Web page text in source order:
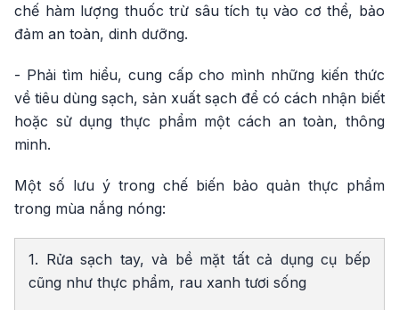
chế hàm lượng thuốc trừ sâu tích tụ vào cơ thể, bảo
đảm an toàn, dinh dưỡng.
- Phải tìm hiểu, cung cấp cho mình những kiến thức
về tiêu dùng sạch, sản xuất sạch để có cách nhận biết
hoặc sử dụng thực phẩm một cách an toàn, thông
minh.
Một số lưu ý trong chế biến bảo quản thực phẩm
trong mùa nắng nóng:
1. Rửa sạch tay, và bề mặt tất cả dụng cụ bếp
cũng như thực phẩm, rau xanh tươi sống